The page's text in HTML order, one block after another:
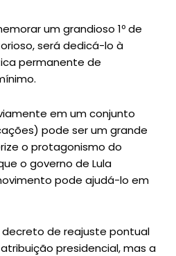
um grandioso 1º de
será dedicá-lo à
permanente de
em um conjunto
pode ser um grande
o protagonismo do
o governo de Lula
pode ajudá-lo em
decreto de reajuste pontual
presidencial, mas a